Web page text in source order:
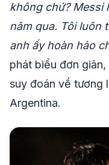
không chứ? Messi
năm qua. Tôi luôn
anh ấy hoàn hảo
phát biểu đơn
suy đoán về tương
Argentina.